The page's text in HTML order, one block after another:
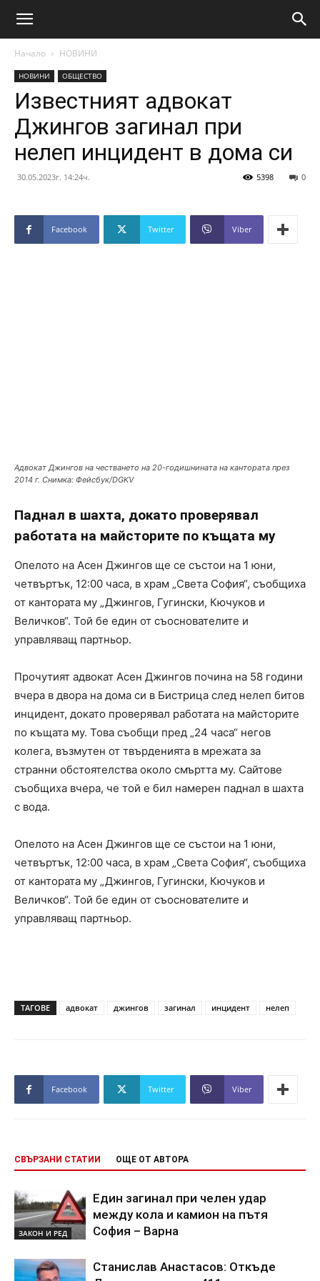
Начало НОВИНИ
НОВИНИ ОБЩЕСТВО
Известният адвокат
Джингов загинал при
нелеп инцидент в дома си
30.05.2023г. 14:24ч. 0
5398
Facebook Twitter Viber
Адвокат Джингов на честването на 20-годишнината на кантората през
2014 г. Снимка: Фейсбук/DGKV
Паднал в шахта, докато проверявал
работата на майсторите по къщата му
Опелото на Асен Джингов ще се състои на 1 юни,
четвъртък, 12:00 часа, в храм „Света София“, съобщиха
от кантората му „Джингов, Гугински, Кючуков и
Величков“. Той бе един от съоснователите и
управляващ партньор.
Прочутият адвокат Асен Джингов почина на 58 години
вчера в двора на дома си в Бистрица след нелеп битов
инцидент, докато проверявал работата на майсторите
по къщата му. Това съобщи пред „24 часа“ негов
колега, възмутен от твърденията в мрежата за
странни обстоятелства около смъртта му. Сайтове
съобщиха вчера, че той е бил намерен паднал в шахта
с вода.
Опелото на Асен Джингов ще се състои на 1 юни,
четвъртък, 12:00 часа, в храм „Света София“, съобщиха
от кантората му „Джингов, Гугински, Кючуков и
Величков“. Той бе един от съоснователите и
управляващ партньор.
ТАГОВЕ адвокат джингов загинал инцидент нелеп
Facebook Twitter Viber
СВЪРЗАНИ СТАТИИ ОЩЕ ОТ АВТОРА
ЗАКОН И РЕД
Един загинал при челен удар
между кола и камион на пътя
София – Варна
Станислав Анастасов: Откъде